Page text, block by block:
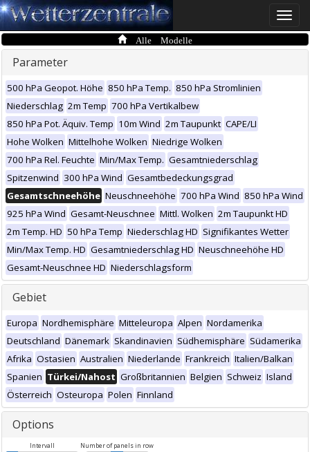
Toggle
Alle Modelle
Parameter
500 hPa Geopot. Höhe 850 hPa Temp. 850 hPa Stromlinien
Niederschlag 2m Temp 700 hPa Vertikalbew
850 hPa Pot. Äquiv. Temp 10m Wind 2m Taupunkt CAPE/LI
Hohe Wolken Mittelhohe Wolken Niedrige Wolken
700 hPa Rel. Feuchte Min/Max Temp. Gesamtniederschlag
Spitzenwind 300 hPa Wind Gesamtbedeckungsgrad
Gesamtschneehöhe Neuschneehöhe 700 hPa Wind 850 hPa Wind
925 hPa Wind Gesamt-Neuschnee Mittl. Wolken 2m Taupunkt HD
2m Temp. HD 50 hPa Temp Niederschlag HD Signifikantes Wetter
Min/Max Temp. HD Gesamtniederschlag HD Neuschneehöhe HD
Gesamt-Neuschnee HD Niederschlagsform
Gebiet
Europa Nordhemisphäre Mitteleuropa Alpen Nordamerika
Deutschland Dänemark Skandinavien Südhemisphäre Südamerika
Afrika Ostasien Australien Niederlande Frankreich Italien/Balkan
Spanien Türkei/Nahost Großbritannien Belgien Schweiz Island
Österreich Osteuropa Polen Finnland
Options
Intervall Number of panels in row